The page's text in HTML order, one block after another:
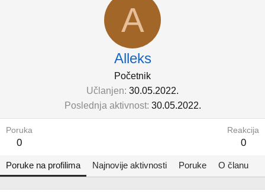
A
Alleks
Početnik
Učlanjen 30.05.2022.
Poslednja aktivnost 30.05.2022.
Poruka
0
Reakcija
0
Poruke na profilima Najnovije aktivnosti Poruke O članu